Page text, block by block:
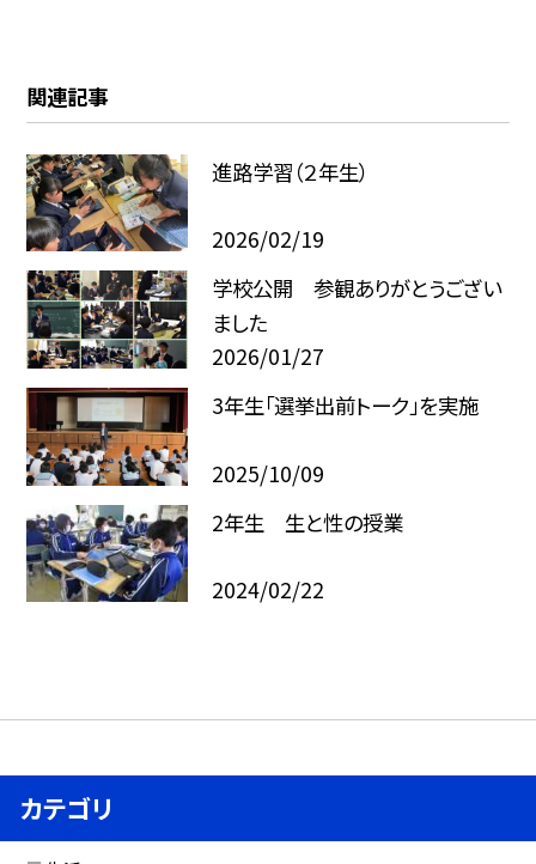
関連記事
進路学習（２年生）
2026/02/19
学校公開 参観ありがとうござい
ました
2026/01/27
3年生「選挙出前トーク」を実施
2025/10/09
2年生 生と性の授業
2024/02/22
カテゴリ